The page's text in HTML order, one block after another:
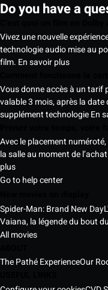
Do you have a
Vivez une nouvelle
technologie audio mise au
film. En savoir plus
Vous donne accès à un tarif
valable 3 mois, après la date
supplément technologieEn
Avec le placement
la salle au moment de
plus
Go to help center
Spider-Man: Brand New Day
Vaiana, la légende du bout
All movies
The Pathé ExperienceOur